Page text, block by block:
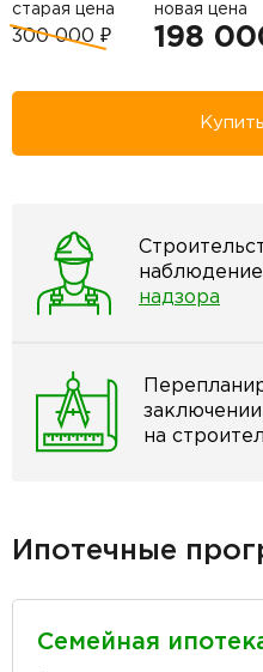
старая цена
300 000 ₽
новая цена
198
надзора
на
Ипотечные
Семейная